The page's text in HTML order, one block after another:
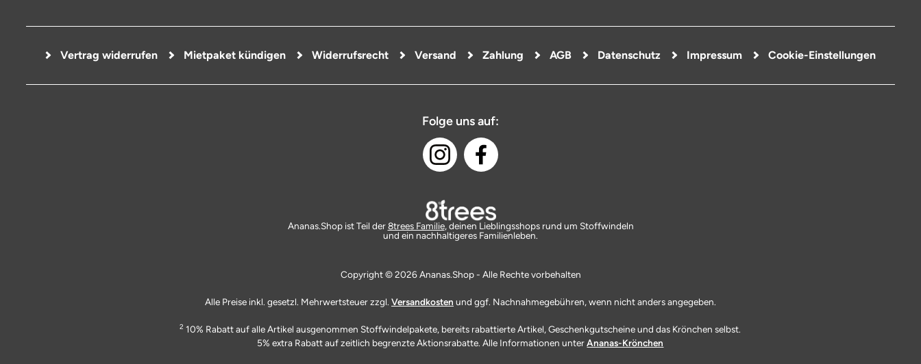
Vertrag widerrufen Mietpaket kündigen Widerrufsrecht Versand Zahlung AGB Datenschutz Impressum Cookie-Einstellungen
Folge uns auf:
Ananas.Shop ist Teil der8trees Familie, deinen Lieblingsshops rund um Stoffwindeln
und ein nachhaltigeres Familienleben.
Copyright © 2026 Ananas.Shop - Alle Rechte vorbehalten
Alle Preise inkl. gesetzl. Mehrwertsteuer zzgl. Versandkosten und ggf. Nachnahmegebühren, wenn nicht anders angegeben.
2 10% Rabatt auf alle Artikel ausgenommen Stoffwindelpakete, bereits rabattierte Artikel, Geschenkgutscheine und das Krönchen selbst.
5% extra Rabatt auf zeitlich begrenzte Aktionsrabatte. Alle Informationen unterAnanas-Krönchen